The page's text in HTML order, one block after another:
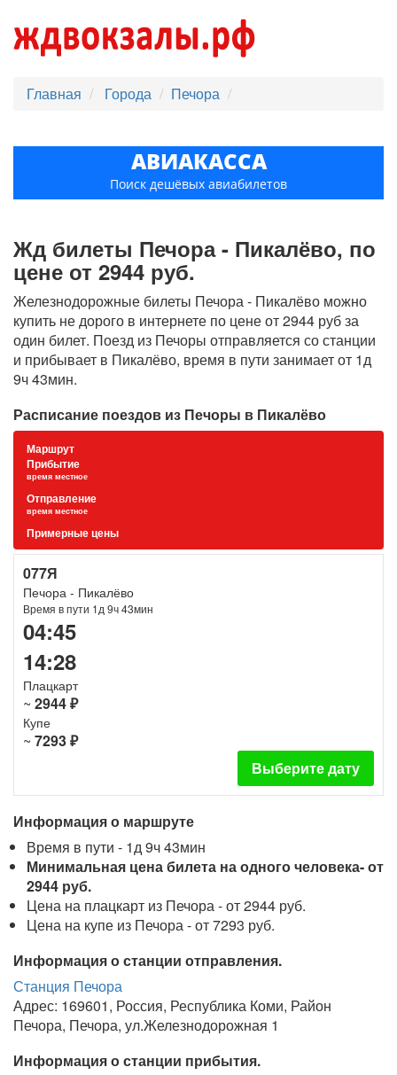
Главная Города Печора
АВИАКАССА
Поиск дешёвых авиабилетов
Жд билеты Печора - Пикалёво, по
цене от 2944 руб.
Железнодорожные билеты Печора - Пикалёво можно
купить не дорого в интернете по цене от 2944 руб за
один билет. Поезд из Печоры отправляется со станции
и прибывает в Пикалёво, время в пути занимает от 1д
9ч 43мин.
Расписание поездов из Печоры в Пикалёво
Маршрут
Прибытие
время местное
Отправление
время местное
Примерные цены
077Я
Печора - Пикалёво
Время в пути 1д 9ч 43мин
04:45
14:28
Плацкарт
~ 2944 ₽
Купе
~ 7293 ₽
Выберите дату
Информация о маршруте
Время в пути - 1д 9ч 43мин
Минимальная цена билета на одного человека- от
2944 руб.
Цена на плацкарт из Печора - от 2944 руб.
Цена на купе из Печора - от 7293 руб.
Информация о станции отправления.
Станция Печора
Адрес: 169601, Россия, Республика Коми, Район
Печора, Печора, ул.Железнодорожная 1
Информация о станции прибытия.